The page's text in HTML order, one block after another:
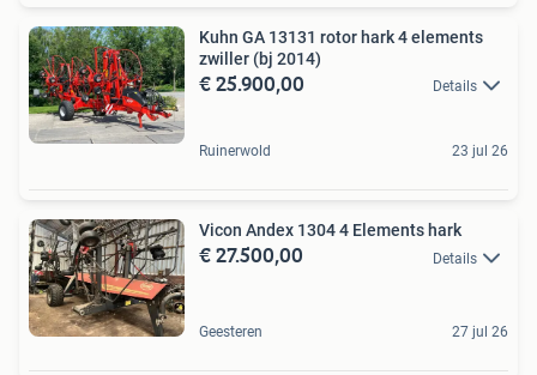
Kuhn GA 13131 rotor hark 4 elements
zwiller (bj 2014)
€ 25.900,00 Details
Ruinerwold 23 jul 26
Vicon Andex 1304 4 Elements hark
€ 27.500,00 Details
Geesteren 27 jul 26